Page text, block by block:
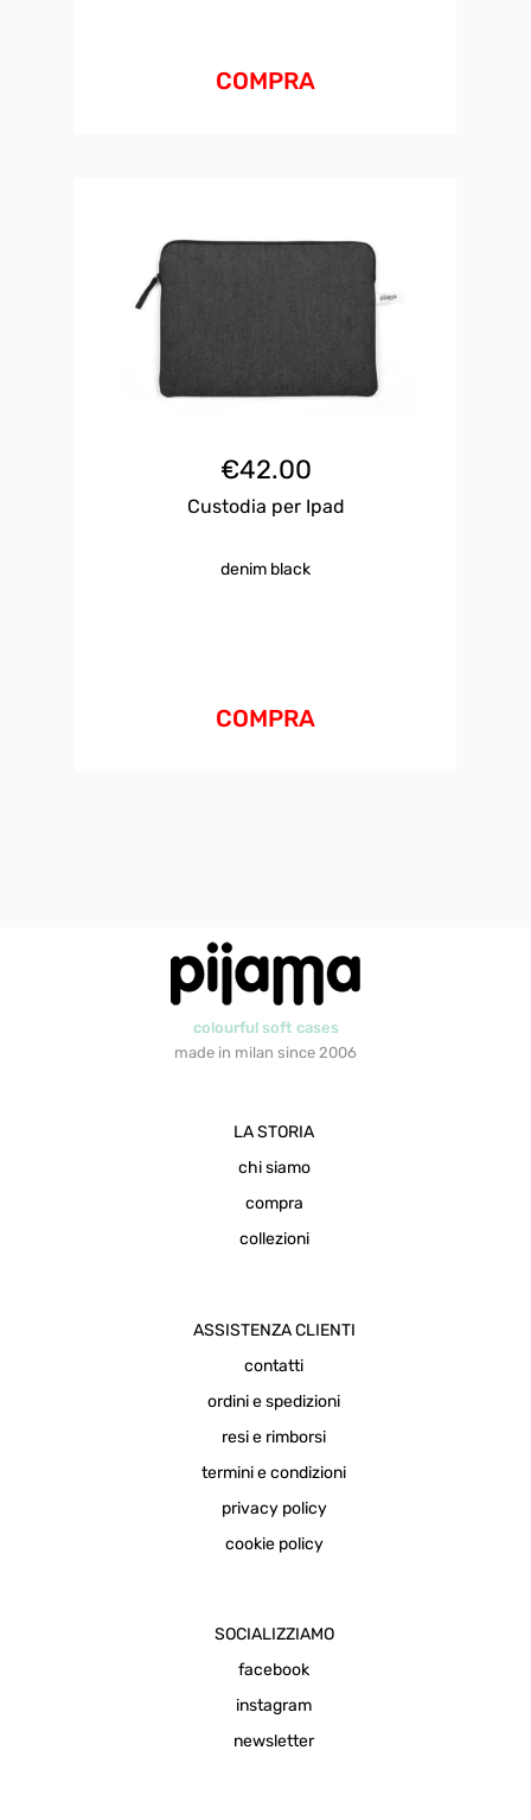
COMPRA
€42.00
Custodia per Ipad
denim black
COMPRA
colourful soft cases
made in milan since 2006
LA STORIA
chi siamo
compra
collezioni
ASSISTENZA CLIENTI
contatti
ordini e spedizioni
resi e rimborsi
termini e condizioni
privacy policy
cookie policy
SOCIALIZZIAMO
facebook
instagram
newsletter